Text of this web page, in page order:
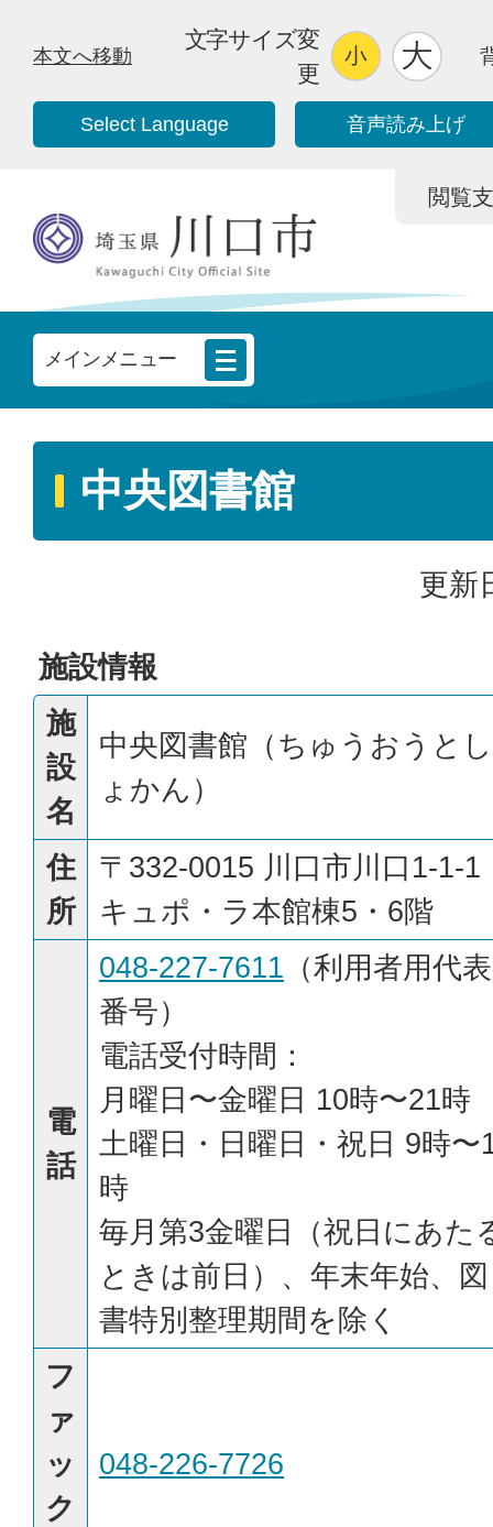
本文へ移動
文字サイズ変
更
Select Language 音声読み上げ
閲覧
メインメニュー
中央図書館
更新
施設情報
施
設
名
中央図書館（ちゅうおうとし
ょかん）
住
所
〒332-0015 川口市川口1-1-1
キュポ・ラ本館棟5・6階
電
話
048-227-7611 （利用者用代表
番号）
電話受付時間：
月曜日〜金曜日 10時〜21時
土曜日・日曜日・祝日 9時〜
時
毎月第3金曜日（祝日にあた
ときは前日）、年末年始、図
書特別整理期間を除く
フ
ァ
ッ
ク
048-226-7726